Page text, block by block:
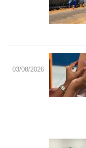
03/08/2026